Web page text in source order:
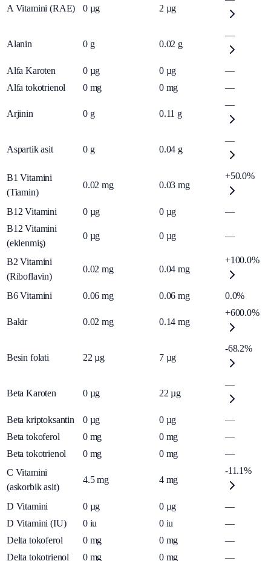
A Vitamini (RAE) 0 µg 2 µg
Alanin 0 g 0.02 g
—
Alfa Karoten 0 µg 0 µg
—
Alfa tokotrienol
0 mg 0 mg —
Arjinin 0 g 0.11 g
—
Aspartik asit 0 g 0.04 g
—
B1 Vitamini
(Tiamin)
0.02 mg 0.03 mg
+50.0%
B12 Vitamini 0 µg 0 µg
—
B12 Vitamini
(eklenmiş)
0 µg 0 µg —
B2 Vitamini
(Riboflavin)
0.02 mg 0.04 mg
+100.0%
B6 Vitamini 0.06 mg 0.06 mg 0.0%
Bakir 0.02 mg 0.14 mg
+600.0%
Besin folati 22 µg 7 µg
-68.2%
Beta Karoten 0 µg 22 µg
—
Beta kriptoksantin 0 µg 0 µg
—
Beta tokoferol
0 mg 0 mg
—
Beta tokotrienol
0 mg 0 mg
—
C Vitamini
(askorbik asit)
4.5 mg 4 mg
-11.1%
D Vitamini 0 µg 0 µg
—
D Vitamini (IU)
0 iu 0 iu
—
Delta tokoferol
0 mg 0 mg
—
Delta tokotrienol
0 mg 0 mg —